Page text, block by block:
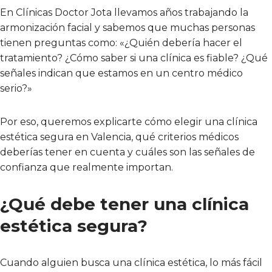
En Clínicas Doctor Jota llevamos años trabajando la
armonización facial y sabemos que muchas personas
tienen preguntas como: «¿Quién debería hacer el
tratamiento? ¿Cómo saber si una clínica es fiable? ¿Qué
señales indican que estamos en un centro médico
serio?»
Por eso, queremos explicarte cómo elegir una clínica
estética segura en Valencia, qué criterios médicos
deberías tener en cuenta y cuáles son las señales de
confianza que realmente importan.
¿Qué debe tener una clínica
estética segura?
Cuando alguien busca una clínica estética, lo más fácil